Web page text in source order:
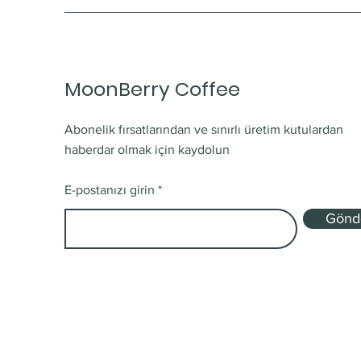
MoonBerry Coffee
Abonelik fırsatlarından ve sınırlı üretim kutulardan
haberdar olmak için kaydolun
E-postanızı girin